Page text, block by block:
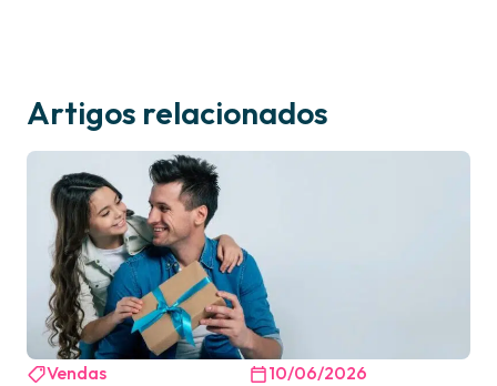
Artigos relacionados
Vendas 10/06/2026